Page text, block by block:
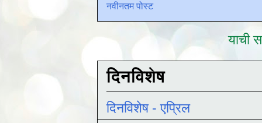
नवीनतम पोस्ट
याची
दिनविशेष
दिनविशेष - एप्रिल